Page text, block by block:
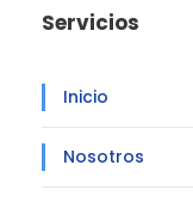
Servicios
Inicio
Nosotros